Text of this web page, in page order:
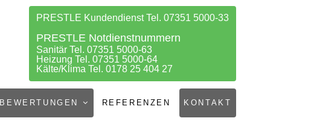
PRESTLE Kundendienst Tel. 07351 5000-33
PRESTLE Notdienstnummern
Sanitär Tel. 07351 5000-63
Heizung Tel. 07351 5000-64
Kälte/Klima Tel. 0178 25 404 27
BEWERTUNGEN REFERENZEN KONTAKT